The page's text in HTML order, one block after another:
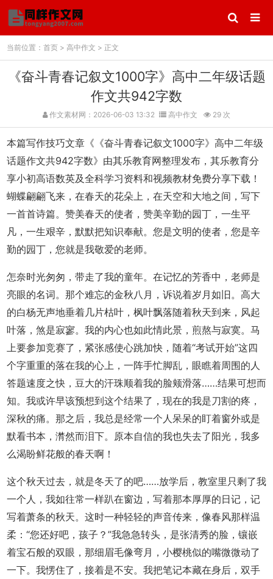
当前位置： 首页> 高中作文 > 正文
《奋斗青春记叙文1000字》高中二年级话题
作文共942字数
作文素材网：2026-06-03 13:32 高中作文 29 次
本篇写作技巧文章《《奋斗青春记叙文1000字》高中二年级
话题作文共942字数》由其乐教育网整理发布，其乐教育分
享小初高语数英及全科学习资料和视频教材免费分享下载！
蝴蝶翩翩飞来，在春天的花朵上，在天空和大地之间，写下
一首首诗篇。赞美春天的使者，赞美辛勤的园丁，一生平
凡，一生艰辛，默默把知识奉献。您是文明的使者，您是辛
勤的园丁，您就是我敬爱的老师。
怎奈时光匆匆，带走了我的童年。在记忆的芳香中，老师是
亮眼的名词。那个难忘的金秋八月，诉说着岁月如旧。高大
的白杨无声地垂着几片枯叶，枫叶飘落随着秋天到来，风起
叶落，煞是寂寥。我的内心也如此情此景，煎熬与寂寞。马
上要参加竞赛了，紧张感使心跳加快，随着“考试开始”这四
个字重重的落在我的心上，一阵手忙脚乱，眼瞧着周围的人
答题速度之快，豆大的汗珠顺着我的脸颊滑落……结果可想而
知。我或许早该预想到这个结果了，现在的我是刀割的疼，
深秋的痛。那之后，我总是经常一个人呆呆的盯着窗外或是
默看书本，潸然而泪下。原本自信的我也失去了阳光，我多
么渴盼鲜花般的春天啊！
这个秋天过去，就是冬天了的吧……放学后，教室里只剩了我
一个人，我如往常一样趴在窗边，写着那本厚厚的日记，记
写着萧条的秋天。这时一种轻轻的声音传来，像春风那样温
柔：“您还好吧，孩子？”我急急转头，是张清秀的脸，镶嵌
着宝石般的双眼，那细眉毛像弯月，小樱桃似的嘴微微动了
一下。我愣住了，接着是不安。我把笔记本藏在身后，双手